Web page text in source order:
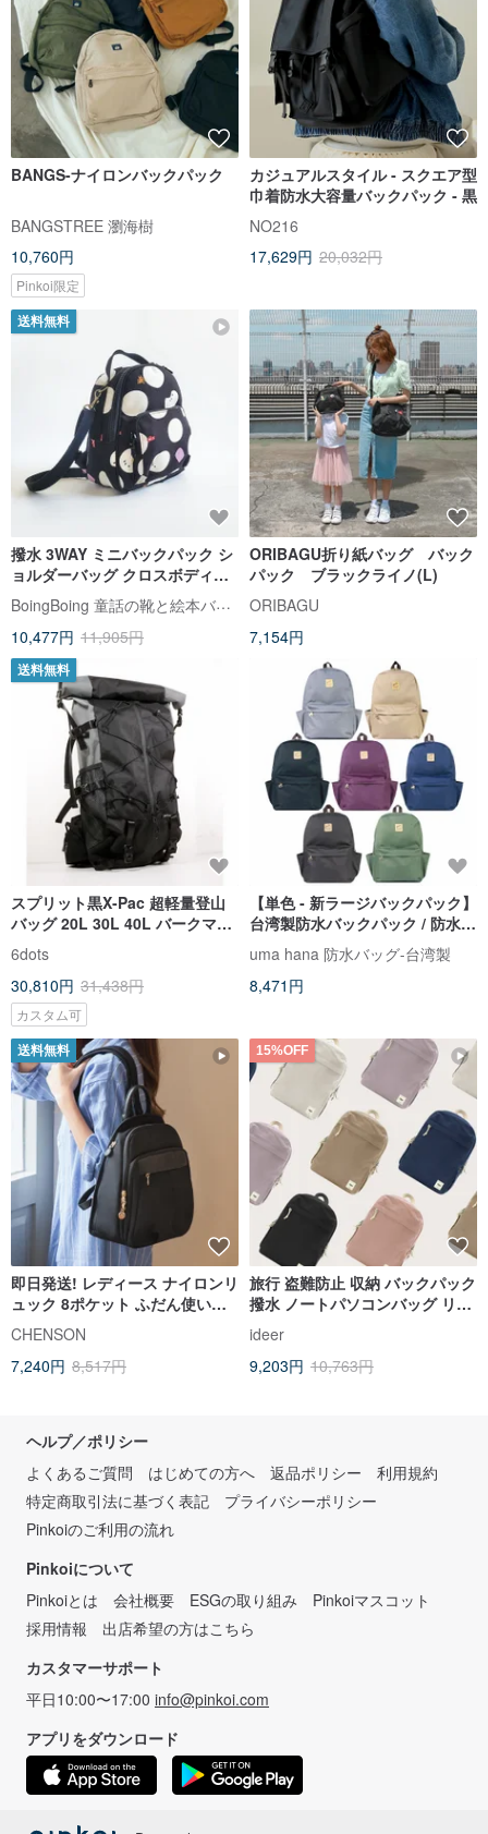
BANGS-ナイロンバックパック
BANGSTREE 瀏海樹
10,760円
Pinkoi限定
カジュアルスタイル - スクエア型
巾着防水大容量バックパック - 黒
NO216
17,629円 20,032円
送料無料
撥水 3WAY ミニバックパック シ
ョルダーバッグ クロスボディバ
ッグ 旅行用サブバッグ - 焼仙草
湯圓 黒
BoingBoing 童話の靴と絵本バッグ
10,477円 11,905円
ORIBAGU折り紙バッグ バック
パック ブラックライノ(L)
ORIBAGU
7,154円
送料無料
スプリット黒X-Pac 超軽量登山
バッグ 20L 30L 40L バークマウ
ンテン55Lバックパック 宿泊登
山 日帰り登
6dots
30,810円 31,438円
カスタム可
【単色 - 新ラージバックパック】
台湾製防水バックパック / 防水リ
ュック / 旅行用バックパック / 防
水バッグ
uma hana 防水バッグ-台湾製
8,471円
送料無料
即日発送! レディース ナイロンリ
ュック 8ポケット ふだん使い通
勤 通学 バック CHENSON
CG83329
CHENSON
7,240円 8,517円
15%OFF
旅行 盗難防止 収納 バックパック
撥水 ノートパソコンバッグ リュ
ックサック PCバッグ 収納
ideer
9,203円 10,763円
ヘルプ／ポリシー
よくあるご質問
はじめての方へ 返品ポリシー
利用規約
特定商取引法に基づく表記
プライバシーポリシー
Pinkoiのご利用の流れ
Pinkoiについて
Pinkoiとは
会社概要 ESGの取り組み
Pinkoiマスコット
採用情報
出店希望の方はこちら
カスタマーサポート
平日10:00〜17:00 info@pinkoi.com
アプリをダウンロード